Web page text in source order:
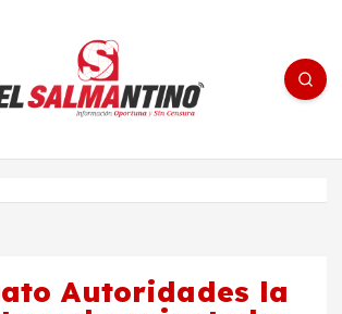
Salmantino - medios/noticias/editorial
Autoridades la